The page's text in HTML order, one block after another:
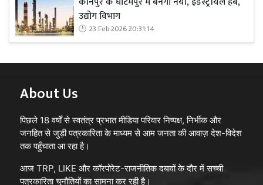
उद्योग विभाग
23 Feb 2026 20:31:14
About Us
पिछले 18 वर्षों से स्वतंत्र प्रभात मीडिया परिवार निष्पक्ष, निर्भीक और
जनहित से जुड़ी पत्रकारिता के माध्यम से आम जनता की आवाज़ देश-विदेश
तक पहुँचाता आ रहा है।
आज TRP, LIKE और कॉरपोरेट-राजनीतिक दबावों के दौर में सच्ची
पत्रकारिता चुनौतियों का सामना कर रही है।